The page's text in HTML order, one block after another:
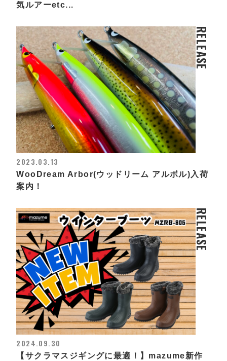
気ルアーetc...
RELEASE
2023.03.13
WooDream Arbor(ウッドリーム アルボル)入荷
案内！
RELEASE
2024.09.30
【サクラマスジギングに最適！】mazume新作